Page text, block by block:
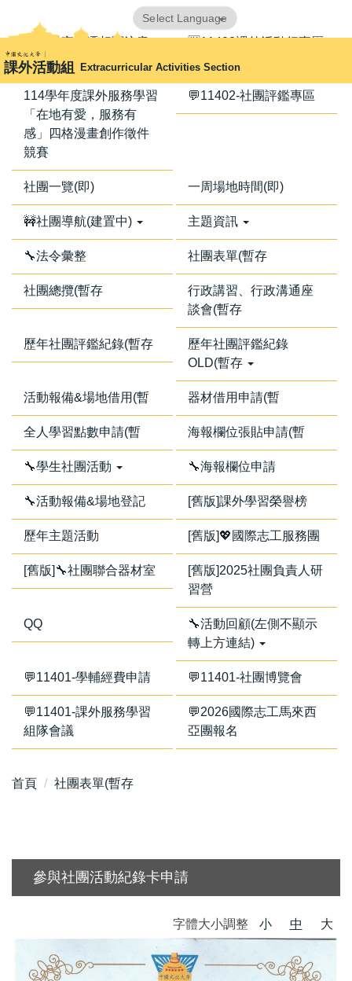
到
主
要
內
課外活動組 Extracurricular Activities Section
Translate
📢器材室搬遷相關注意
事項📢
🈺11402課外活動行事曆
114學年度課外服務學習
「在地有愛，服務有
感」四格漫畫創作徵件
競賽
💬11402-社團評鑑專區
社團一覽(即) 一周場地時間(即)
🚧社團導航(建置中) 主題資訊
🔧法令彙整 社團表單(暫存
社團總攬(暫存
行政講習、行政溝通座
談會(暫存
歷年社團評鑑紀錄(暫存
歷年社團評鑑紀錄
OLD(暫存
活動報備&場地借用(暫 器材借用申請(暫
全人學習點數申請(暫 海報欄位張貼申請(暫
🔧學生社團活動 🔧海報欄位申請
🔧活動報備&場地登記 [舊版]課外學習榮譽榜
歷年主題活動 [舊版]💖國際志工服務團
[舊版]🔧社團聯合器材室
[舊版]2025社團負責人研
習營
QQ
🔧活動回顧(左側不顯示
轉上方連結)
💬11401-學輔經費申請 💬11401-社團博覽會
💬11401-課外服務學習
組隊會議
💬2026國際志工馬來西
亞團報名
首頁 社團表單(暫存
參與社團活動紀錄卡申請
字體大小調整 小 中 大